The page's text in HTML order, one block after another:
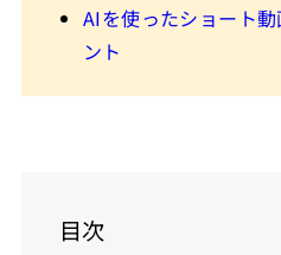
AIを使ったショート
ント
目次